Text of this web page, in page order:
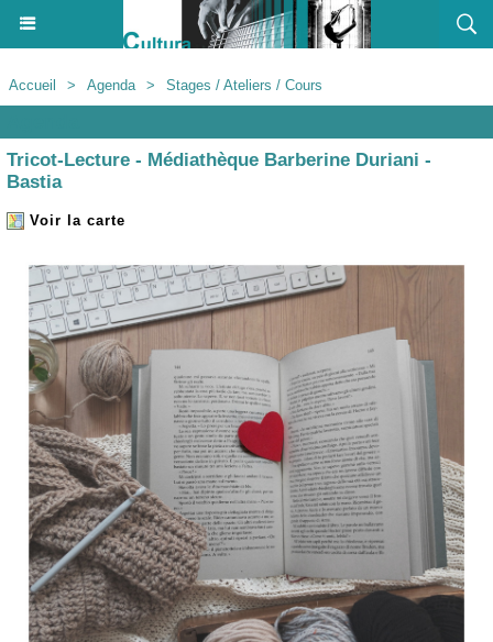
Accueil > Agenda > Stages / Ateliers / Cours
Tricot-Lecture - Médiathèque Barberine Duriani -
Bastia
Voir la carte